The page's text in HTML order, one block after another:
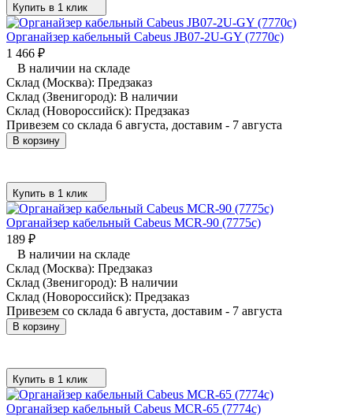
Купить в 1 клик
Органайзер кабельный Cabeus JB07-2U-GY (7770c)
1 466 ₽
В наличии на складе
Склад (Москва): Предзаказ
Склад (Звенигород): В наличии
Склад (Новороссийск): Предзаказ
Привезем со склада 6 августа, доставим - 7 августа
В корзину
Купить в 1 клик
Органайзер кабельный Cabeus MCR-90 (7775c)
189 ₽
В наличии на складе
Склад (Москва): Предзаказ
Склад (Звенигород): В наличии
Склад (Новороссийск): Предзаказ
Привезем со склада 6 августа, доставим - 7 августа
В корзину
Купить в 1 клик
Органайзер кабельный Cabeus MCR-65 (7774c)